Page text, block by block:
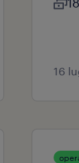
16